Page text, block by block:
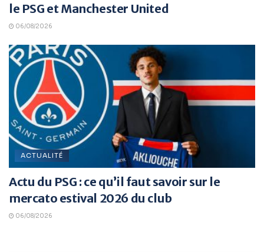
le PSG et Manchester United
06/08/2026
ACTUALITÉ
Actu du PSG : ce qu’il faut savoir sur le
mercato estival 2026 du club
06/08/2026